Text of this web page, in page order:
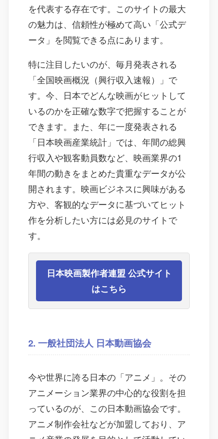
を代表する存在です。このサイトの最大
の魅力は、信頼性が極めて高い「公式デ
ータ」を閲覧できる点にあります。
特に注目したいのが、毎月発表される
「全国映画概況（興行収入速報）」で
す。今、日本でどんな映画がヒットして
いるのかを正確な数字で把握することが
できます。また、年に一度発表される
「日本映画産業統計」では、年間の総興
行収入や観客動員数など、映画業界の1
年間の動きをまとめた貴重なデータが公
開されます。映画ビジネスに興味がある
方や、客観的なデータに基づいてヒット
作を分析したい方には必見のサイトで
す。
日本映画製作者連盟 公式サイト
はこちら
2. 一般社団法人 日本動画協会
今や世界に誇る日本の「アニメ」。その
アニメーション業界の中心的な役割を担
っているのが、この日本動画協会です。
アニメ制作会社などが加盟しており、ア